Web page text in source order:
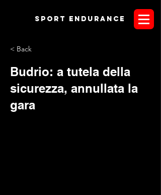
Sport endurANCE
< Back
Budrio: a tutela della
sicurezza, annullata la
gara